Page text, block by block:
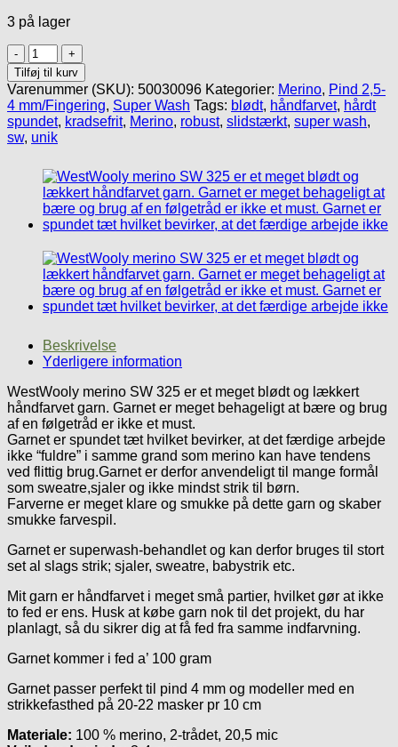
3 på lager
Håndfarvet
Merino
SW
325/
#82
antal
Tilføj til kurv
Varenummer (SKU): 50030096 Kategorier: Merino, Pind 2,5-
4 mm/Fingering, Super Wash Tags: blødt, håndfarvet, hårdt
spundet, kradsefrit, Merino, robust, slidstærkt, super wash,
sw, unik
Beskrivelse
Yderligere information
WestWooly merino SW 325 er et meget blødt og lækkert
håndfarvet garn. Garnet er meget behageligt at bære og brug
af en følgetråd er ikke et must.
Garnet er spundet tæt hvilket bevirker, at det færdige arbejde
ikke “fuldre” i samme grand som merino kan have tendens
ved flittig brug.Garnet er derfor anvendeligt til mange formål
som sweatre,sjaler og ikke mindst strik til børn.
Farverne er meget klare og smukke på dette garn og skaber
smukke farvespil.
Garnet er superwash-behandlet og kan derfor bruges til stort
set al slags strik; sjaler, sweatre, babystrik etc.
Mit garn er håndfarvet i meget små partier, hvilket gør at ikke
to fed er ens. Husk at købe garn nok til det projekt, du har
planlagt, så du sikrer dig at få fed fra samme indfarvning.
Garnet kommer i fed a’ 100 gram
Garnet passer perfekt til pind 4 mm og modeller med en
strikkefasthed på 20-22 masker pr 10 cm
Materiale: 100 % merino, 2-trådet, 20,5 mic